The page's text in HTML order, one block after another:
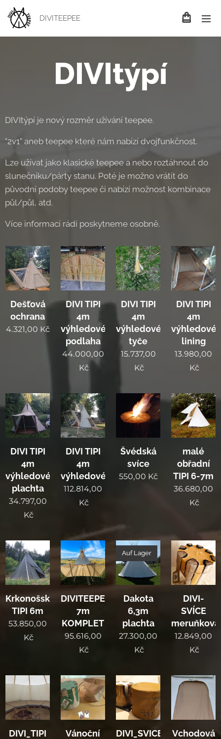
DIVITEEPEE
DIVItýpí
DIVItýpí je nový rozměr užívání teepee.
"2v1" aneb teepee které nám nabízí dvojfunkčnost.
Lze užívat jako klasické teepee a nebo roztáhnout do
slunečníku/párty stanu. Poté je možno vrátit do
původní podoby teepee či nabízí možnost kombinace
půl/půl, atd.
Více informací rádi poskytneme osobně.
Dešťová
ochrana
4.321,00 Kč
DIVI TIPI
4m
výhledové
podlaha
44.000,00
Kč
DIVI TIPI
4m
výhledové
tyče
15.737,00
Kč
DIVI TIPI
4m
výhledové
lining
13.980,00
Kč
DIVI TIPI
4m
výhledové
plachta
34.797,00
Kč
DIVI TIPI
4m
výhledové
112.814,00
Kč
Švédská
svíce
550,00 Kč
malé
obřadní
TIPI 6-7m
36.680,00
Kč
Krkonošské
TIPI 6m
53.850,00
Kč
DIVITEEPEE
7m
KOMPLET
95.616,00
Kč
Dakota
6,3m
plachta
Auf Lager
27.300,00
Kč
DIVI-
SVÍCE
meruňková
12.849,00
Kč
DIVI_TIPI
Vánoční
DIVI_SVICE
Vchodová